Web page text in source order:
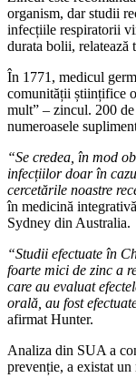
organism, dar studii
infecțiile respiratorii
durata bolii, relatează
În 1771, medicul
comunității științifice
mult” – zincul. 200
numeroasele
“Se credea, în mod
infecțiilor doar în
cercetările noastre
în medicină
Sydney din Australia.
“Studii efectuate în
foarte mici de zinc a
care au evaluat
orală, au fost
afirmat Hunter.
Analiza din SUA a
prevenție, a existat